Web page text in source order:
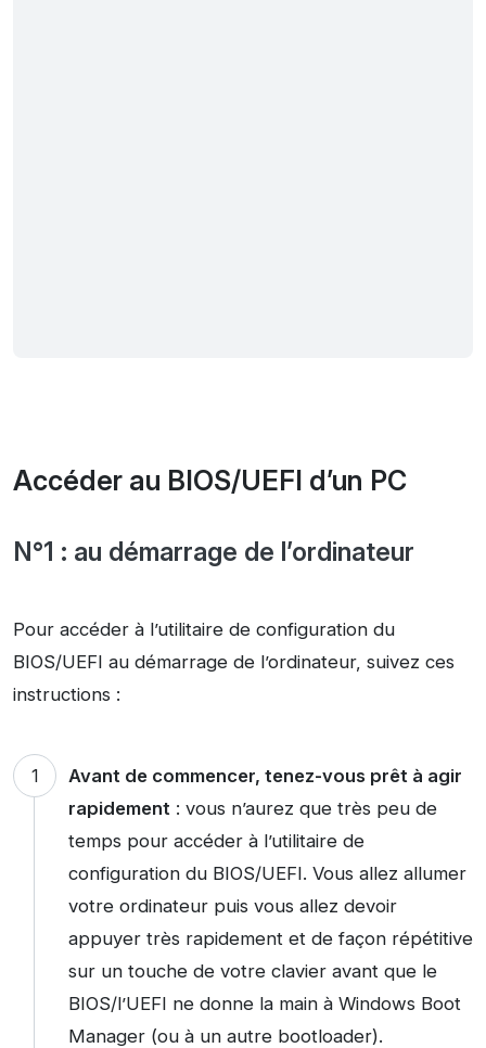
Accéder au BIOS/UEFI d’un PC
N°1 : au démarrage de l’ordinateur
Pour accéder à l’utilitaire de configuration du
BIOS/UEFI au démarrage de l’ordinateur, suivez ces
instructions :
Avant de commencer, tenez-vous prêt à agir
rapidement: vous n’aurez que très peu de
temps pour accéder à l’utilitaire de
configuration du BIOS/UEFI. Vous allez allumer
votre ordinateur puis vous allez devoir
appuyer très rapidement et de façon répétitive
sur un touche de votre clavier avant que le
BIOS/l’UEFI ne donne la main à Windows Boot
Manager (ou à un autre bootloader).